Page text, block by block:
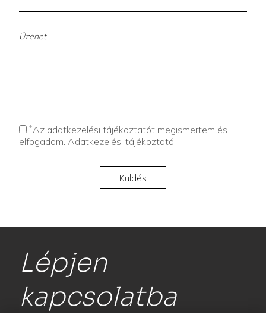
*Az adatkezelési tájékoztatót megismertem és
elfogadom. Adatkezelési tájékoztató
Lépjen
kapcsolatba